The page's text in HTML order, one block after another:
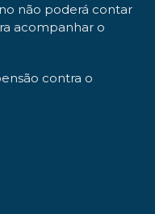
não poderá contar
acompanhar o
contra o